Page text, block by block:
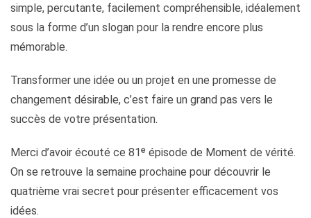
simple, percutante, facilement compréhensible, idéalement
sous la forme d’un slogan pour la rendre encore plus
mémorable.
Transformer une idée ou un projet en une promesse de
changement désirable, c’est faire un grand pas vers le
succès de votre présentation.
Merci d’avoir écouté ce 81ᵉ épisode de Moment de vérité.
On se retrouve la semaine prochaine pour découvrir le
quatrième vrai secret pour présenter efficacement vos
idées.